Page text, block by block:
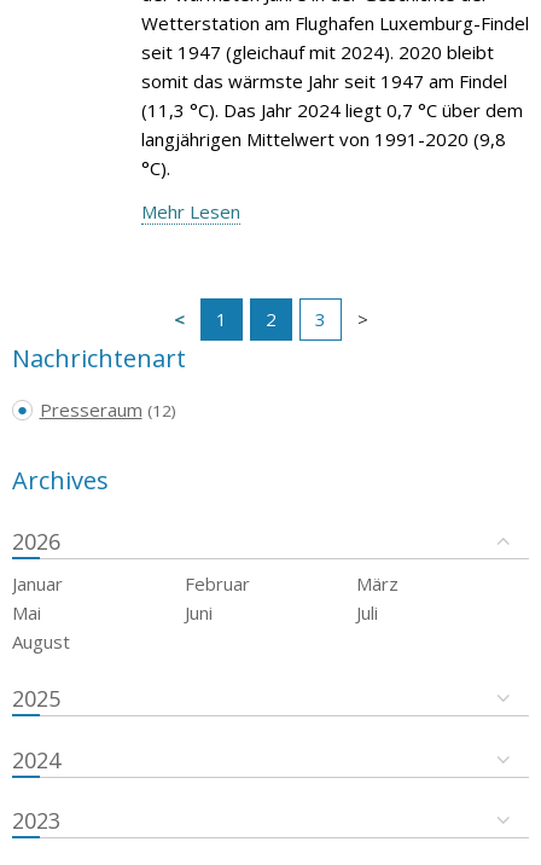
Wetterstation am Flughafen Luxemburg-Findel
seit 1947 (gleichauf mit 2024). 2020 bleibt
somit das wärmste Jahr seit 1947 am Findel
(11,3 °C). Das Jahr 2024 liegt 0,7 °C über dem
langjährigen Mittelwert von 1991-2020 (9,8
°C).
Mehr Lesen
1 2 3
Nachrichtenart
Presseraum (12)
Archives
2026
Januar Februar
März
Mai
Juni
Juli
August
2025
2024
2023